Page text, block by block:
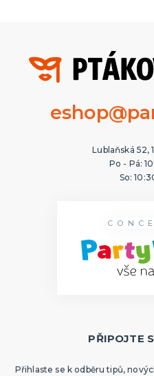
Lublaňská 52,
Po - Pá:
So:
PŘIPOJTE
Přihlaste se k odběru tipů,